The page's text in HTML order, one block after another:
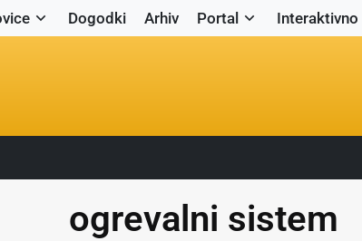
Dogodki Arhiv Portal Interaktivno
ogrevalni sistem